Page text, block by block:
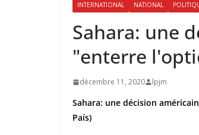
INTERNATIONAL NATIONAL
Sahara: une
"enterre
décembre 11, 2020 lpjm
Sahara: une décision
País)